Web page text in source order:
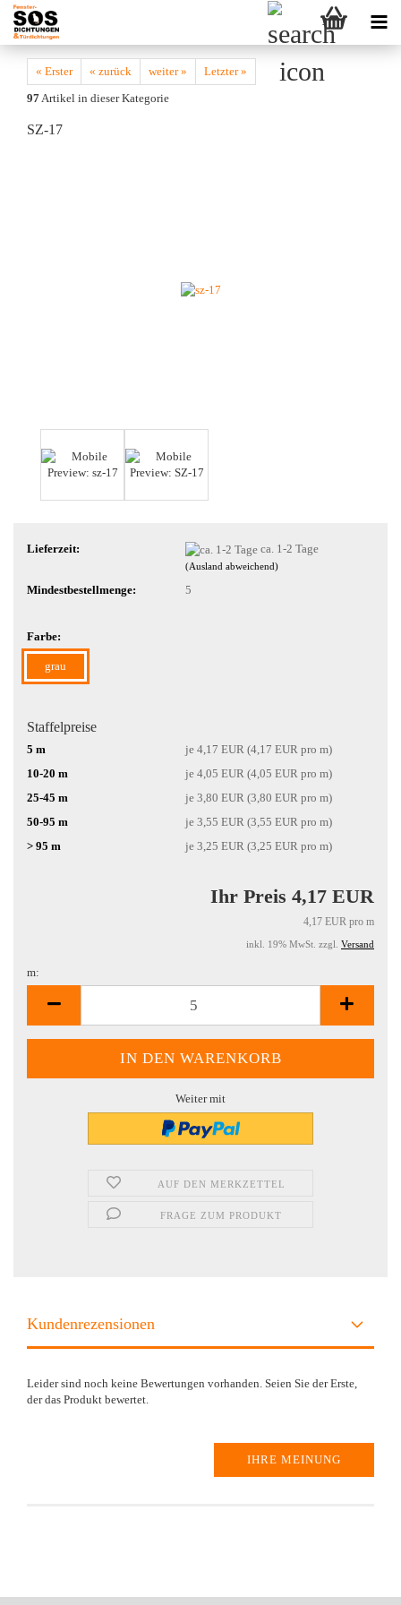
« Erster « zurück weiter »
Letzter »
97Artikel in dieser Kategorie
SZ-17
Lieferzeit: ca. 1-2 Tage
(Ausland abweichend)
Mindestbestellmenge: 5
Farbe:
grau
Staffelpreise
5 m
je 4,17 EUR (4,17 EUR pro m)
10-20 m
je 4,05 EUR (4,05 EUR pro m)
25-45 m
je 3,80 EUR (3,80 EUR pro m)
50-95 m
je 3,55 EUR (3,55 EUR pro m)
> 95 m
je 3,25 EUR (3,25 EUR pro m)
Ihr Preis 4,17 EUR
4,17 EUR pro m
inkl. 19% MwSt. zzgl. Versand
m:
Weiter mit
AUF DEN MERKZETTEL
FRAGE ZUM PRODUKT
Kundenrezensionen
Leider sind noch keine Bewertungen vorhanden. Seien Sie der Erste,
der das Produkt bewertet.
IHRE MEINUNG